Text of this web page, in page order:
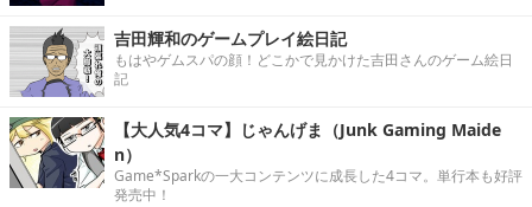
吉田輝和のゲームプレイ絵日記
もはやゲムスパの顔！どこかで見かけた吉田さんのゲーム絵日
記
【大人気4コマ】じゃんげま（Junk Gaming Maide
n）
Game*Sparkの一大コンテンツに成長した4コマ。単行本も好評
発売中！